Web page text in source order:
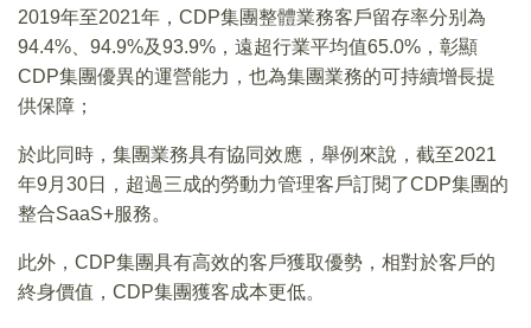
2019年至2021年，CDP集團整體業務客戶留存率分别為
94.4%、94.9%及93.9%，遠超行業平均值65.0%，彰顯
CDP集團優異的運營能力，也為集團業務的可持續增長提
供保障；
於此同時，集團業務具有協同效應，舉例來說，截至2021
年9月30日，超過三成的勞動力管理客戶訂閱了CDP集團的
整合SaaS+服務。
此外，CDP集團具有高效的客戶獲取優勢，相對於客戶的
終身價值，CDP集團獲客成本更低。